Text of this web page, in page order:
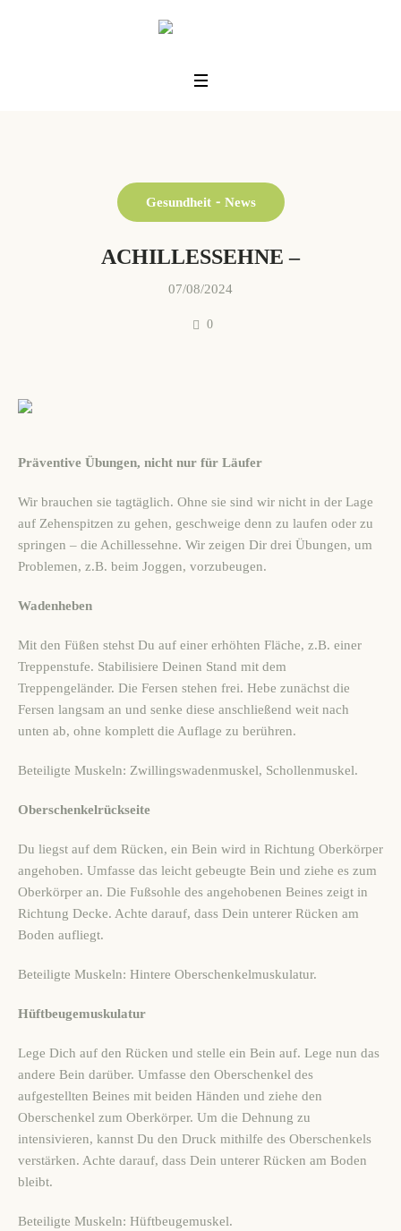
Gesundheit News
ACHILLESSEHNE –
07/08/2024
0
Präventive Übungen, nicht nur für Läufer
Wir brauchen sie tagtäglich. Ohne sie sind wir nicht in der Lage
auf Zehenspitzen zu gehen, geschweige denn zu laufen oder zu
springen – die Achillessehne. Wir zeigen Dir drei Übungen, um
Problemen, z.B. beim Joggen, vorzubeugen.
Wadenheben
Mit den Füßen stehst Du auf einer erhöhten Fläche, z.B. einer
Treppenstufe. Stabilisiere Deinen Stand mit dem
Treppengeländer. Die Fersen stehen frei. Hebe zunächst die
Fersen langsam an und senke diese anschließend weit nach
unten ab, ohne komplett die Auflage zu berühren.
Beteiligte Muskeln: Zwillingswadenmuskel, Schollenmuskel.
Oberschenkelrückseite
Du liegst auf dem Rücken, ein Bein wird in Richtung Oberkörper
angehoben. Umfasse das leicht gebeugte Bein und ziehe es zum
Oberkörper an. Die Fußsohle des angehobenen Beines zeigt in
Richtung Decke. Achte darauf, dass Dein unterer Rücken am
Boden aufliegt.
Beteiligte Muskeln: Hintere Oberschenkelmuskulatur.
Hüftbeugemuskulatur
Lege Dich auf den Rücken und stelle ein Bein auf. Lege nun das
andere Bein darüber. Umfasse den Oberschenkel des
aufgestellten Beines mit beiden Händen und ziehe den
Oberschenkel zum Oberkörper. Um die Dehnung zu
intensivieren, kannst Du den Druck mithilfe des Oberschenkels
verstärken. Achte darauf, dass Dein unterer Rücken am Boden
bleibt.
Beteiligte Muskeln: Hüftbeugemuskel.